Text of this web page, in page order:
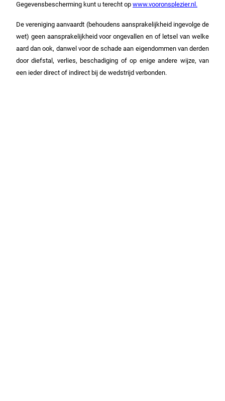
Gegevensbescherming kunt u terecht op www.vooronsplezier.nl.
De vereniging aanvaardt (behoudens aansprakelijkheid ingevolge de
wet) geen aansprakelijkheid voor ongevallen en of letsel van welke
aard dan ook, danwel voor de schade aan eigendommen van derden
door diefstal, verlies, beschadiging of op enige andere wijze, van
een ieder direct of indirect bij de wedstrijd verbonden.